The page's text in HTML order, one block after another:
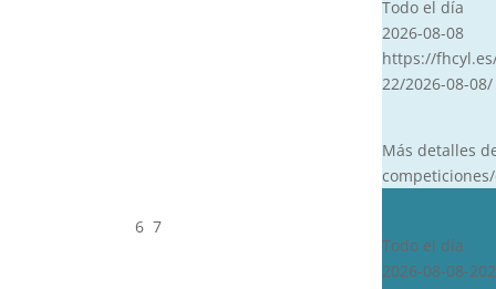
6 7
Todo el día
2026-08-08
https://
22/2026-08-08/
Más detalles
Todo el día
2026-08-08-